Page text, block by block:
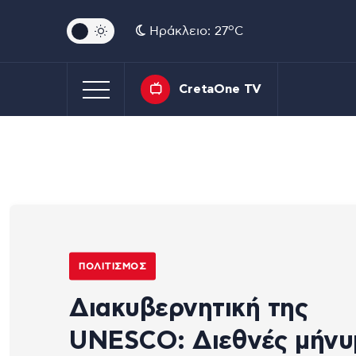
Ηράκλειο: 27oC
CretaOne TV
ΠΟΛΙΤΙΣΜΌΣ
Διακυβερνητική της
UNESCO: Διεθνές